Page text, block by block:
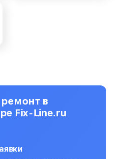
в
Fix-Line.ru